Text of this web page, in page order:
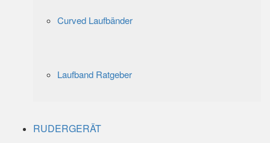
Curved Laufbänder
Laufband Ratgeber
RUDERGERÄT